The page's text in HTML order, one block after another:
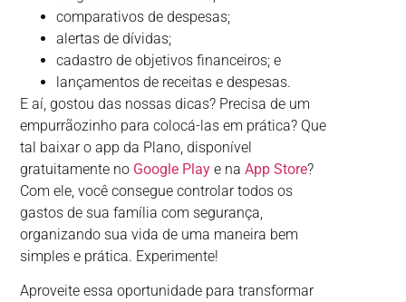
comparativos de despesas;
alertas de dívidas;
cadastro de objetivos financeiros; e
lançamentos de receitas e despesas.
E aí, gostou das nossas dicas? Precisa de um
empurrãozinho para colocá-las em prática? Que
tal baixar o app da Plano, disponível
gratuitamente no Google Play e naApp Store?
Com ele, você consegue controlar todos os
gastos de sua família com segurança,
organizando sua vida de uma maneira bem
simples e prática. Experimente!
Aproveite essa oportunidade para transformar